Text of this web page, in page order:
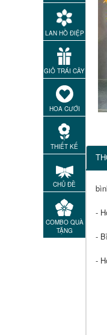
LAN HỒ ĐIỆP
GIỎ TRÁI CÂY
HOA CƯỚI
THIẾT KẾ
CHỦ ĐỀ
COMBO QUÀ
TẶNG
-
-
-